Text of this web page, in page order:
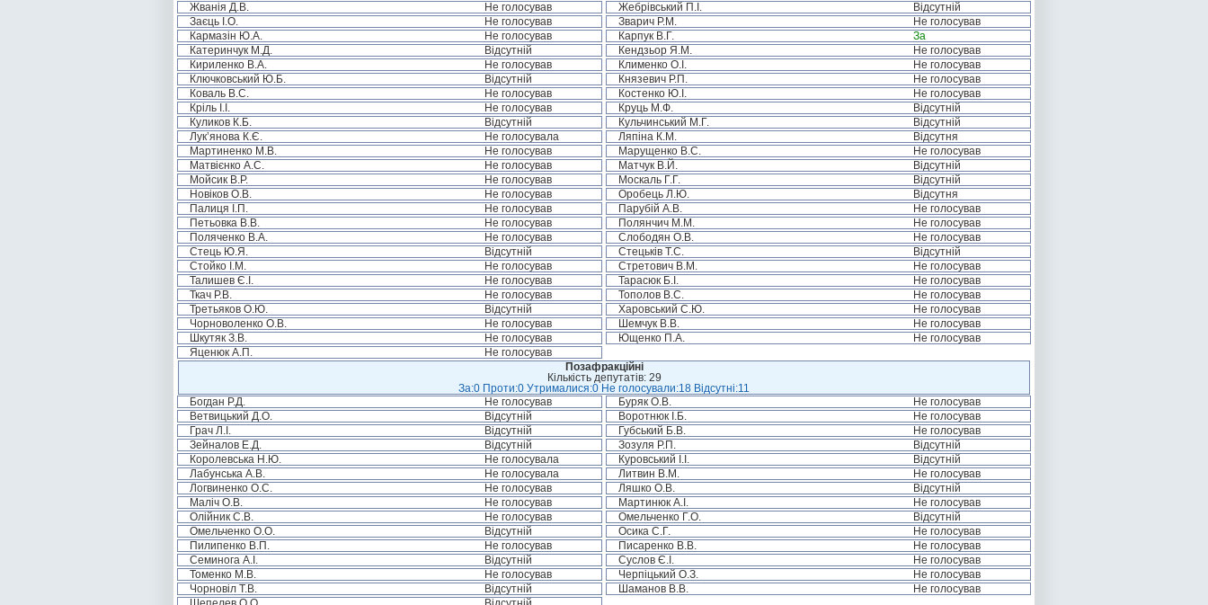
Жванія Д.В.
Не голосував Жебрівський П.І.
Відсутній
Заєць І.О.
Не голосував Зварич Р.М.
Не голосував
Кармазін Ю.А.
Не голосував Карпук В.Г.
За
Катеринчук М.Д.
Відсутній Кендзьор Я.М.
Не голосував
Кириленко В.А.
Не голосував Клименко О.І.
Не голосував
Ключковський Ю.Б.
Відсутній Князевич Р.П.
Не голосував
Коваль В.С.
Не голосував Костенко Ю.І.
Не голосував
Кріль І.І.
Не голосував Круць М.Ф.
Відсутній
Куликов К.Б.
Відсутній Кульчинський М.Г.
Відсутній
Лук’янова К.Є.
Не голосувала Ляпіна К.М.
Відсутня
Мартиненко М.В.
Не голосував Марущенко В.С.
Не голосував
Матвієнко А.С.
Не голосував Матчук В.Й.
Відсутній
Мойсик В.Р.
Не голосував Москаль Г.Г.
Відсутній
Новіков О.В.
Не голосував Оробець Л.Ю.
Відсутня
Палиця І.П.
Не голосував Парубій А.В.
Не голосував
Петьовка В.В.
Не голосував Полянчич М.М.
Не голосував
Поляченко В.А.
Не голосував Слободян О.В.
Не голосував
Стець Ю.Я.
Відсутній Стецьків Т.С.
Відсутній
Стойко І.М.
Не голосував Стретович В.М.
Не голосував
Талишев Є.І.
Не голосував Тарасюк Б.І.
Не голосував
Ткач Р.В.
Не голосував Тополов В.С.
Не голосував
Третьяков О.Ю.
Відсутній Харовський С.Ю.
Не голосував
Чорноволенко О.В.
Не голосував Шемчук В.В.
Не голосував
Шкутяк З.В.
Не голосував Ющенко П.А.
Не голосував
Яценюк А.П.
Не голосував
Позафракційні
Кількість депутатів: 29
За:0 Проти:0 Утрималися:0 Не голосували:18 Відсутні:11
Богдан Р.Д.
Не голосував Буряк О.В.
Не голосував
Ветвицький Д.О.
Відсутній Воротнюк І.Б.
Не голосував
Грач Л.І.
Відсутній Губський Б.В.
Не голосував
Зейналов Е.Д.
Відсутній Зозуля Р.П.
Відсутній
Королевська Н.Ю.
Не голосувала Куровський І.І.
Відсутній
Лабунська А.В.
Не голосувала Литвин В.М.
Не голосував
Логвиненко О.С.
Не голосував Ляшко О.В.
Відсутній
Маліч О.В.
Не голосував Мартинюк А.І.
Не голосував
Олійник С.В.
Не голосував Омельченко Г.О.
Відсутній
Омельченко О.О.
Відсутній Осика С.Г.
Не голосував
Пилипенко В.П.
Не голосував Писаренко В.В.
Не голосував
Семинога А.І.
Відсутній Суслов Є.І.
Не голосував
Томенко М.В.
Не голосував Черпіцький О.З.
Не голосував
Чорновіл Т.В.
Відсутній Шаманов В.В.
Не голосував